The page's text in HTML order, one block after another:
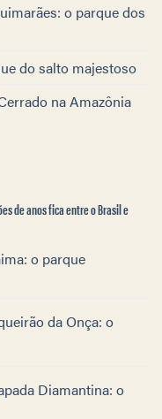
o parque dos
do salto majestoso
na Amazônia
de anos fica entre o Brasil e
o parque
da Onça: o
Diamantina: o